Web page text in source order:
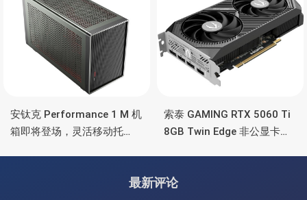
安钛克 Performance 1 M 机
箱即将登场，灵活移动托
索泰 GAMING RTX 5060 Ti
8GB Twin Edge 非公显卡，
最新评论